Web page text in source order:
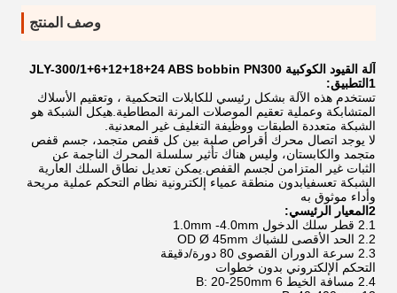
وصف المنتج
آلة القيود الكوكبية JLY-300/1+6+12+18+24 ABS bobbin PN300
1التطبيق:
تستخدم هذه الآلة بشكل رئيسي للكابلات التحكمية ، وتعقيم الأسلاك
المتشابكة وعملية تعقيم الموصلات المرنة المطاطية.هيكل الشبكة هو
الشبكة متعددة الطبقات ووظيفة التغليف غير المعدنية.
لا يوجد اتصال محرك أقراص صلبة بين كل قفص متجمد، جسم قفص
متجمد والكابستان، وليس هناك تأثير سلسلة المحرك الناجمة عن
الثبات غير المتزامن لجسم القفص.يمكن تعديل نطاق السلك العارية
الشبكة تعسفيابدون منطقة عمياء إلكترونية نظام التحكم عملية مريحة
وأداء موثوق به
2المعيار الرئيسي:
2.1 قطر سلك الدخول 1.0mm -4.0mm
2.2 الحد الأقصى للشباك OD Ø 45mm
2.3 سرعة الدوران القصوى 80 دورة/دقيقة
التحكم الإلكتروني بدون خطوات
2.4 مسافة الخيط 6 B: 20-250mm